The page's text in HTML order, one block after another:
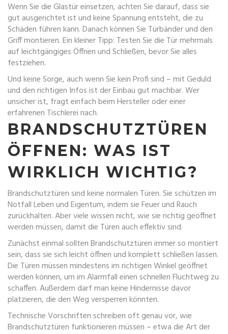
Wenn Sie die Glastür einsetzen, achten Sie darauf, dass sie
gut ausgerichtet ist und keine Spannung entsteht, die zu
Schäden führen kann. Danach können Sie Türbänder und den
Griff montieren. Ein kleiner Tipp: Testen Sie die Tür mehrmals
auf leichtgängiges Öffnen und Schließen, bevor Sie alles
festziehen.
Und keine Sorge, auch wenn Sie kein Profi sind – mit Geduld
und den richtigen Infos ist der Einbau gut machbar. Wer
unsicher ist, fragt einfach beim Hersteller oder einer
erfahrenen Tischlerei nach.
BRANDSCHUTZTÜREN
ÖFFNEN: WAS IST
WIRKLICH WICHTIG?
Brandschutztüren sind keine normalen Türen. Sie schützen im
Notfall Leben und Eigentum, indem sie Feuer und Rauch
zurückhalten. Aber viele wissen nicht, wie sie richtig geöffnet
werden müssen, damit die Türen auch effektiv sind.
Zunächst einmal sollten Brandschutztüren immer so montiert
sein, dass sie sich leicht öffnen und komplett schließen lassen.
Die Türen müssen mindestens im richtigen Winkel geöffnet
werden können, um im Alarmfall einen schnellen Fluchtweg zu
schaffen. Außerdem darf man keine Hindernisse davor
platzieren, die den Weg versperren könnten.
Technische Vorschriften schreiben oft genau vor, wie
Brandschutztüren funktionieren müssen – etwa die Art der